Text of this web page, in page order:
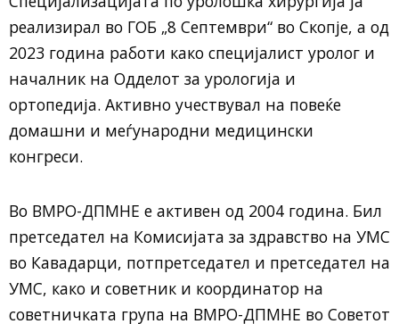
реализирал во ГОБ „8 Септември“ во Скопје, а од
2023 година работи како специјалист уролог и
началник на Одделот за урологија и
ортопедија. Активно учествувал на повеќе
домашни и меѓународни медицински
конгреси.
Во ВМРО-ДПМНЕ е активен од 2004 година. Бил
претседател на Комисијата за здравство на УМС
во Кавадарци, потпретседател и претседател на
УМС, како и советник и координатор на
советничката група на ВМРО-ДПМНЕ во Советот